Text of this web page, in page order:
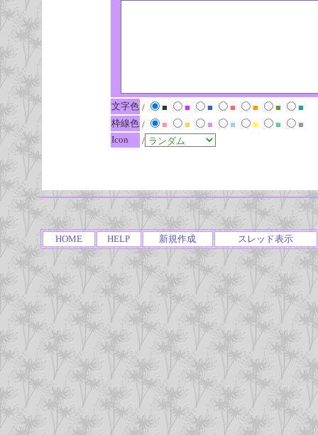
文字色 / ■ ■ ■ ■ ■ ■
■
枠線色 / ■ ■ ■ ■ ■ ■
■
Icon
/
HOME HELP 新規作成 スレッド表示